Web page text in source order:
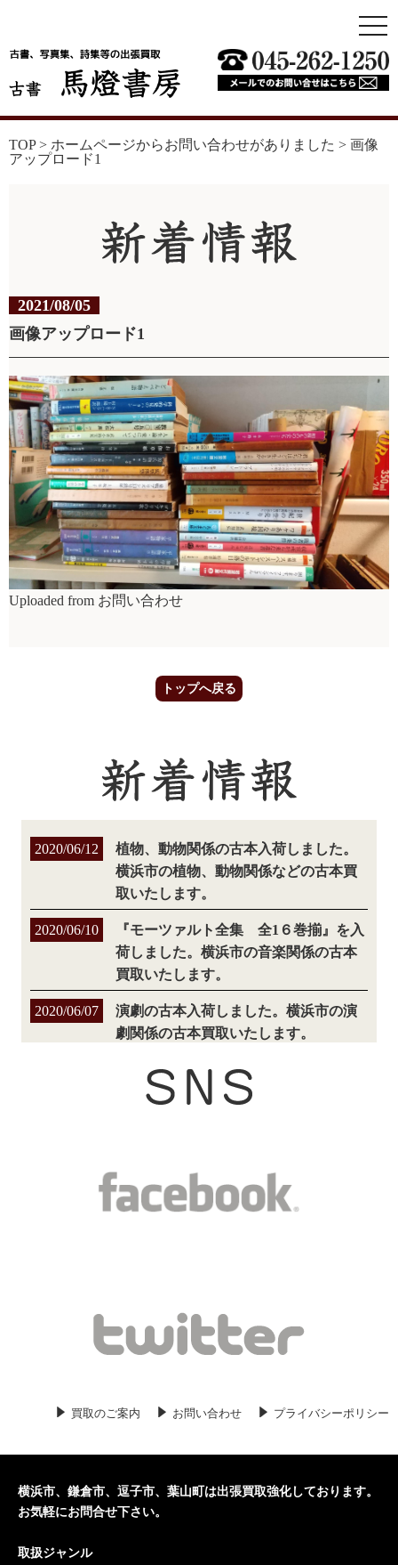
TOP> ホームページからお問い合わせがありました > 画像
アップロード1
2021/08/05
画像アップロード1
Uploaded from お問い合わせ
トップへ戻る
2020/06/12
植物、動物関係の古本入荷しました。
横浜市の植物、動物関係などの古本買
取いたします。
2020/06/10
『モーツァルト全集 全1６巻揃』を入
荷しました。横浜市の音楽関係の古本
買取いたします。
2020/06/07
演劇の古本入荷しました。横浜市の演
劇関係の古本買取いたします。
美術の古本入荷しました。横浜市の美
術関係の専門書、学術書などの古本買
日本史関係の専門書、学術書などの古
本買取いたします。
2020/06/01
哲学の古本入荷しました。横浜市の哲
学関係の古本買取いたします。
市の歴史の古本、専門書、学術書の古
2020/05/27
歴史の古本入荷しました。横浜市の歴
プライバシーポリシー
お問い合わせ
買取のご案内
横浜市、鎌倉市、逗子市、葉山町は出張買取強化しております。
お気軽にお問合せ下さい。
取扱ジャンル